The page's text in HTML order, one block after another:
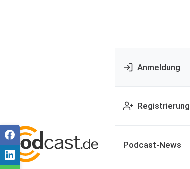
Anmeldung
Registrierung
Podcast-News